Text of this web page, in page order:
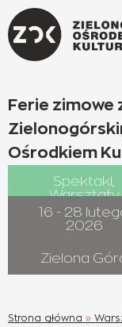
Ferie zimowe
Ośrodkiem
Spektakl
Warsztaty
16 - 28
2026
Zielona
Strona główna »